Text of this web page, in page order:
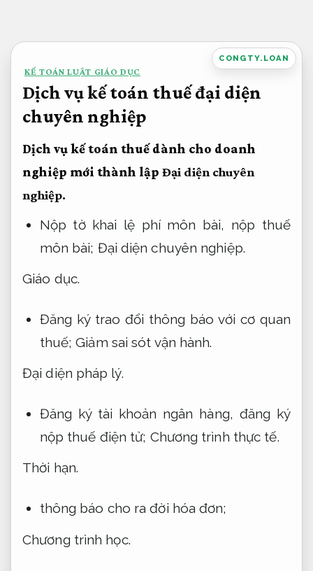
nội
dung
CONGTY.LOAN
KẾ TOÁN LUẬT GIÁO DỤC
Dịch vụ kế toán thuế đại diện
chuyên nghiệp
Dịch vụ kế toán thuế dành cho doanh
nghiệp mới thành lập Đại diện chuyên
nghiệp.
Nộp tờ khai lệ phí môn bài, nộp thuế
môn bài; Đại diện chuyên nghiệp.
Giáo dục.
Đăng ký trao đổi thông báo với cơ quan
thuế;Giảm sai sót vận hành.
Đại diện pháp lý.
Đăng ký tài khoản ngân hàng, đăng ký
nộp thuế điện tử; Chương trình thực tế.
Thời hạn.
thông báo cho ra đời hóa đơn;
Chương trình học.